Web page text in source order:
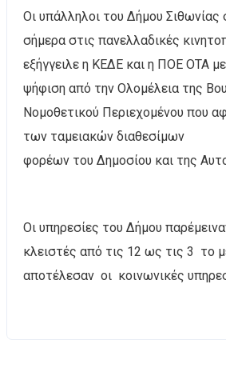
Οι υπάλληλοι του Δήμου Σιθωνίας
σήμερα στις πανελλαδικές
εξήγγειλε η ΚΕΔΕ και η ΠΟΕ ΟΤΑ
ψήφιση από την Ολομέλεια της
Νομοθετικού Περιεχομένου που
των ταμειακών διαθεσίμων
φορέων του Δημοσίου και της
Οι υπηρεσίες του Δήμου
κλειστές από τις 12 ως τις 3 το
αποτέλεσαν οι κοινωνικές